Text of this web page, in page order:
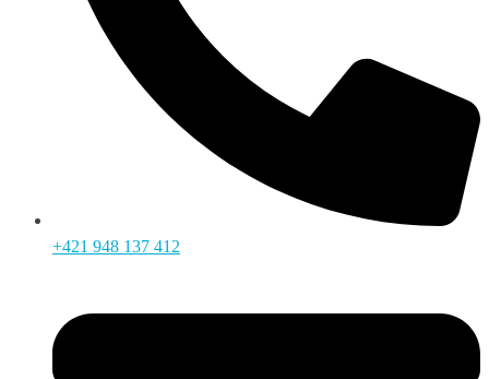
+421 948 137 412